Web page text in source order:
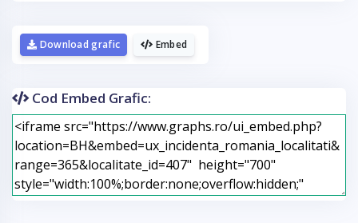
Embed
Download grafic
Cod Embed Grafic: